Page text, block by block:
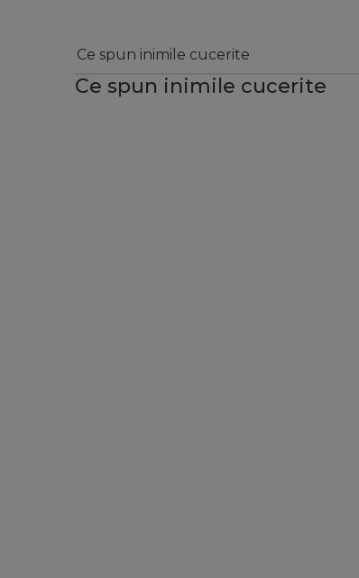
Ce spun inimile cucerite
Ce spun inimile cucerite